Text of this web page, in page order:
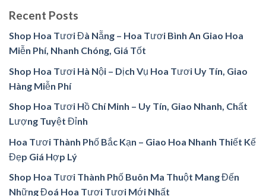
Recent Posts
Shop Hoa Tươi Đà Nẵng – Hoa Tươi Bình An Giao Hoa
Miễn Phí, Nhanh Chóng, Giá Tốt
Shop Hoa Tươi Hà Nội – Dịch Vụ Hoa Tươi Uy Tín, Giao
Hàng Miễn Phí
Shop Hoa Tươi Hồ Chí Minh – Uy Tín, Giao Nhanh, Chất
Lượng Tuyệt Đỉnh
Hoa Tươi Thành Phố Bắc Kạn – Giao Hoa Nhanh Thiết Kế
Đẹp Giá Hợp Lý
Shop Hoa Tươi Thành Phố Buôn Ma Thuột Mang Đến
Những Đoá Hoa Tươi Tươi Mới Nhất